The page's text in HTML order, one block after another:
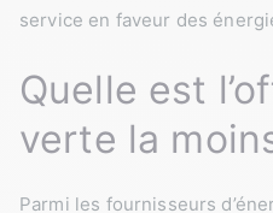
service en faveur des
Quelle est
verte la
Parmi les fournisseurs